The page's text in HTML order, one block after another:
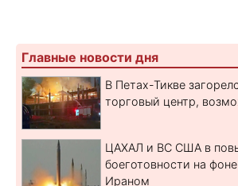
Главные новости дня
В Петах-Тикве
торговый центр,
ЦАХАЛ и ВС США в
боеготовности на
Ираном